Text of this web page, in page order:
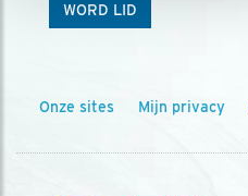
WORD LID
Onze sites Mijn privacy